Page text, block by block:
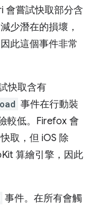
會嘗試快取部分含
少潛在的損壞，
此這個事件非常
快取含有
事件在行動裝
較低。Firefox 會
取，但 iOS 除
算繪引擎，因此
事件。在所有會觸